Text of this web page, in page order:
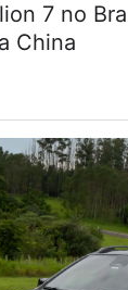
7 no
China